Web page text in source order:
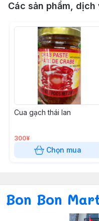
Các sản phẩm, dịch
Cua gạch thái lan
300¥
Chọn mua
Bon Bon